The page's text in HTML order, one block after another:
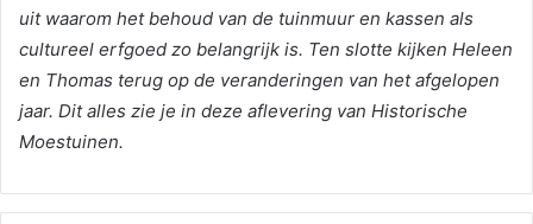
uit waarom het behoud van de tuinmuur en kassen als
cultureel erfgoed zo belangrijk is. Ten slotte kijken Heleen
en Thomas terug op de veranderingen van het afgelopen
jaar. Dit alles zie je in deze aflevering van Historische
Moestuinen.